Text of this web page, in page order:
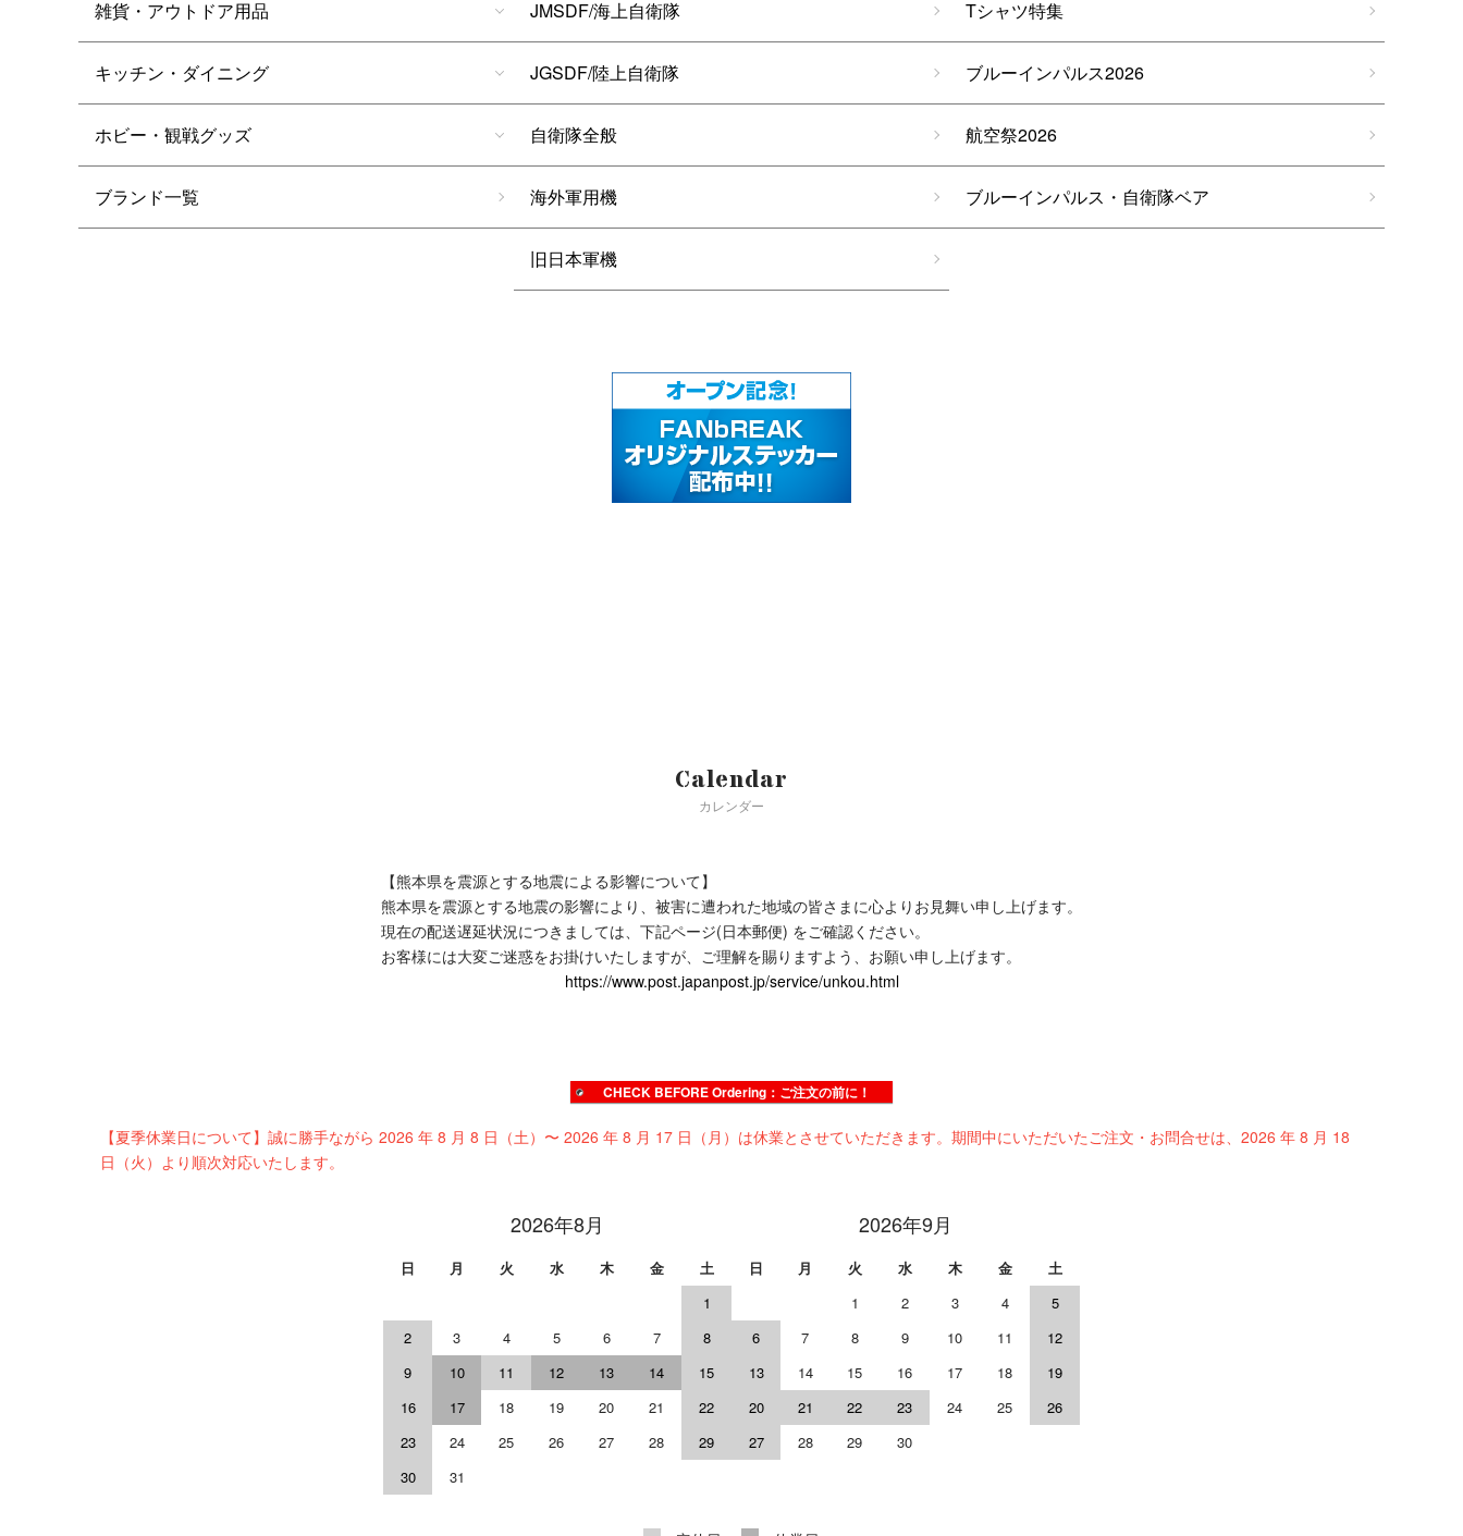
雑貨・アウトドア用品
キッチン・ダイニング
ホビー・観戦グッズ
ブランド一覧
JMSDF/海上自衛隊
JGSDF/陸上自衛隊
自衛隊全般
海外軍用機
旧日本軍機
Tシャツ特集
ブルーインパルス2026
航空祭2026
ブルーインパルス・自衛隊ベア
Calendar
カレンダー
【熊本県を震源とする地震による影響について】
熊本県を震源とする地震の影響により、被害に遭われた地域の皆さまに心よりお見舞い申し上げます。
現在の配送遅延状況につきましては、下記ページ(日本郵便) をご確認ください。
お客様には大変ご迷惑をお掛けいたしますが、ご理解を賜りますよう、お願い申し上げます。
https://www.post.japanpost.jp/service/unkou.html
CHECK BEFORE Ordering：ご注文の前に！
【夏季休業日について】誠に勝手ながら 2026 年 8 月 8 日（土）〜 2026 年 8 月 17 日（月）は休業とさせていただきます。期間中にいただいたご注文・お問合せは、2026 年 8 月 18
日（火）より順次対応いたします。
2026年8月
日 月 火 水 木 金
土
1
2
3 4 5 6 7
8
9
10 11 12 13 14
15
16
17 18 19 20 21
22
23
24 25 26 27 28
29
30
31
2026年9月
日 月 火 水 木 金
土
1
2 3 4
5
6
7 8 9 10 11
12
13
14 15 16 17 18
19
20
21 22 23 24 25
26
27
28 29 30